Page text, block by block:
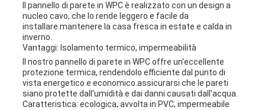
Il pannello di parete in WPC è realizzato con un design a
nucleo cavo, che lo rende leggero e facile da
installare.mantenere la casa fresca in estate e calda in
inverno.
Vantaggi: Isolamento termico, impermeabilità
Il nostro pannello di parete in WPC offre un'eccellente
protezione termica, rendendolo efficiente dal punto di
vista energetico e economico.assicurarsi che le pareti
siano protette dall'umidità e dai danni causati dall'acqua.
Caratteristica: ecologica, avvolta in PVC, impermeabile